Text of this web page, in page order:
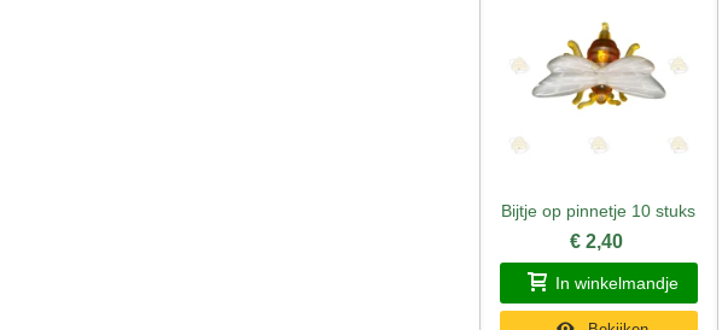
Snel bekijken
Bijtje op pinnetje 10 stuks
€ 2,40
In winkelmandje